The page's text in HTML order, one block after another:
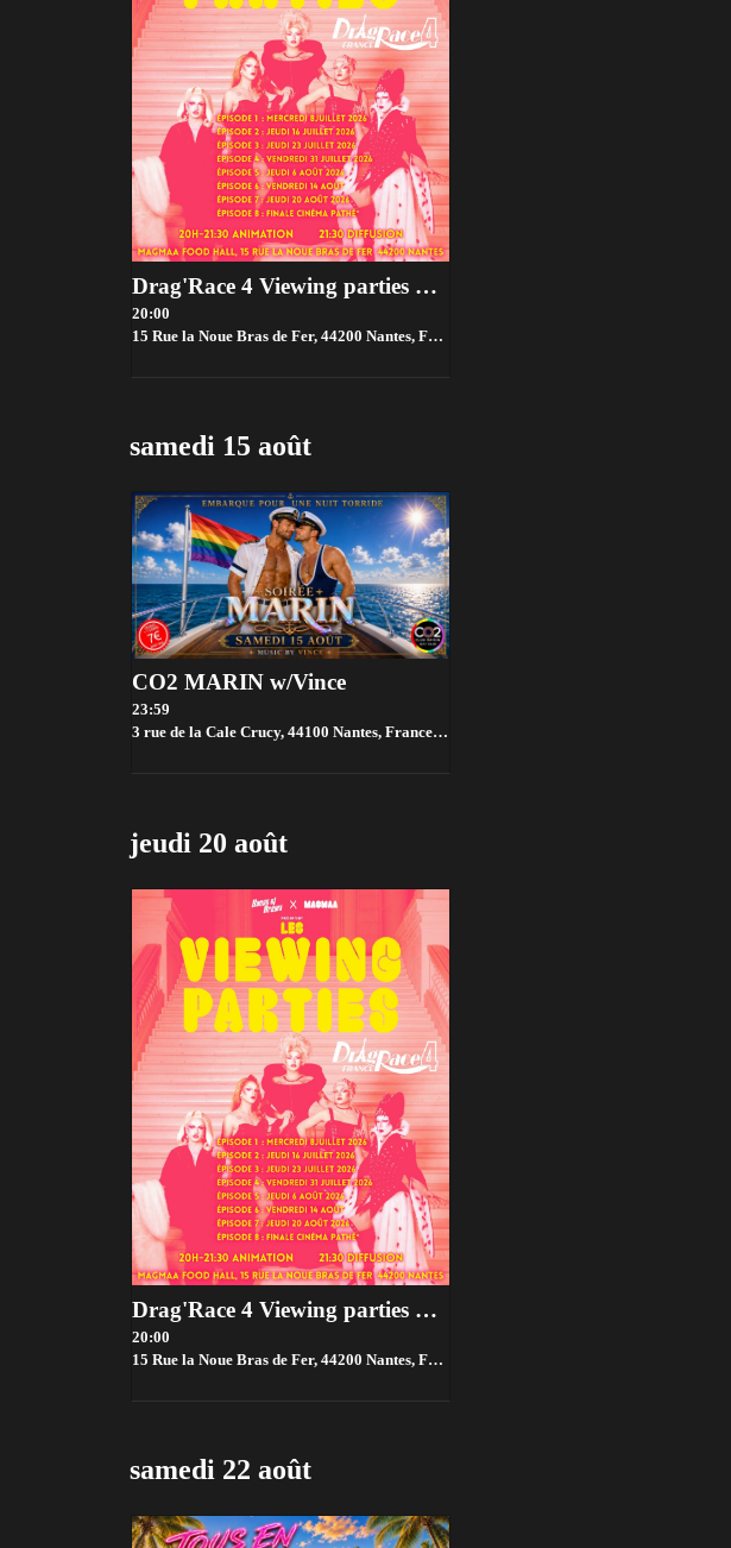
Drag'Race 4 Viewing parties par House of drama 👑✨
20:00
15 Rue la Noue Bras de Fer, 44200 Nantes, France,
samedi 15 août
CO2 MARIN w/Vince
23:59
3 rue de la Cale Crucy, 44100 Nantes, France, Nantes
jeudi 20 août
Drag'Race 4 Viewing parties par House of drama 👑✨
20:00
15 Rue la Noue Bras de Fer, 44200 Nantes, France,
samedi 22 août